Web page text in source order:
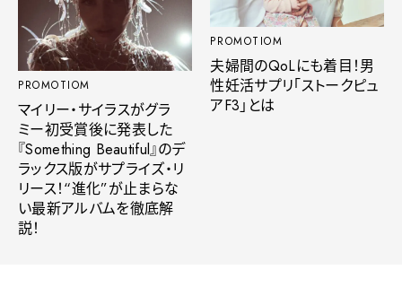
PROMOTIOM
マイリー・サイラスがグラ
ミー初受賞後に発表した
『Something Beautiful』のデ
ラックス版がサプライズ・リ
リース！“進化”が止まらな
い最新アルバムを徹底解
説！
PROMOTIOM
夫婦間のQoLにも着目！男
性妊活サプリ「ストークピュ
アF3」とは